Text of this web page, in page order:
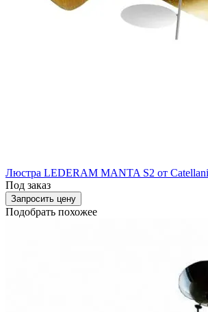
Люстра LEDERAM MANTA S2 от
Под заказ
Запросить цену
Подобрать похожее